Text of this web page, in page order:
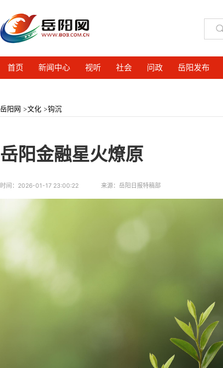
首页 新闻中心 视听 社会 问政 岳阳发布
岳阳网 >文化 >钩沉
岳阳金融星火燎原
时间： 2026-01-17 23:00:22 来源： 岳阳日报特稿部